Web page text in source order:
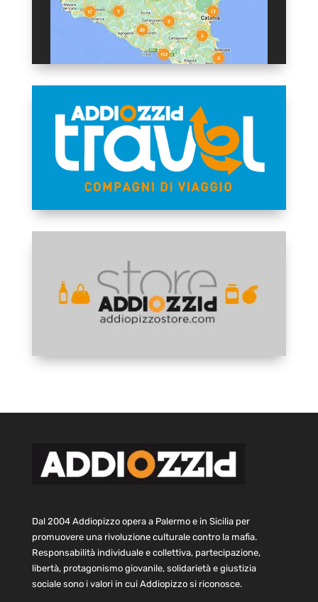
Dal 2004 Addiopizzo opera a Palermo e in Sicilia per
promuovere una rivoluzione culturale contro la mafia.
Responsabilità individuale e collettiva, partecipazione,
libertà, protagonismo giovanile, solidarietà e giustizia
sociale sono i valori in cui Addiopizzo si riconosce.